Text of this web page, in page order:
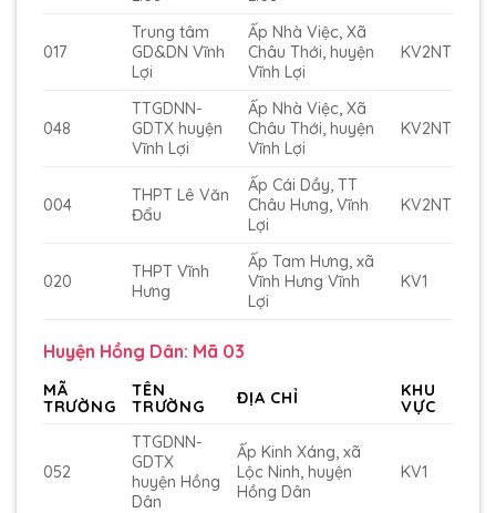
017
Trung tâm
GD&DN Vĩnh
Lợi
Ấp Nhà Việc, Xã
Châu Thới, huyện
Vĩnh Lợi
KV2NT
048
TTGDNN-
GDTX huyện
Vĩnh Lợi
Ấp Nhà Việc, Xã
Châu Thới, huyện
Vĩnh Lợi
KV2NT
004
THPT Lê Văn
Đẩu
Ấp Cái Dầy, TT
Châu Hưng, Vĩnh
Lợi
KV2NT
020
THPT Vĩnh
Hưng
Ấp Tam Hưng, xã
Vĩnh Hưng Vĩnh
Lợi
KV1
Huyện Hồng Dân: Mã 03
MÃ
TRƯỜNG
TÊN
TRƯỜNG
ĐỊA CHỈ
KHU
VỰC
052
TTGDNN-
GDTX
huyện Hồng
Dân
Ấp Kinh Xáng, xã
Lộc Ninh, huyện
Hồng Dân
KV1